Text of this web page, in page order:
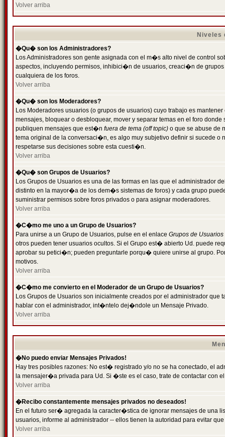
Volver arriba
Niveles
�Qu� son los Administradores?
Los Administradores son gente asignada con el m�s alto nivel de control
aspectos, incluyendo permisos, inhibici�n de usuarios, creaci�n de
cualquiera de los foros.
Volver arriba
�Qu� son los Moderadores?
Los Moderadores usuarios (o grupos de usuarios) cuyo trabajo es
mensajes, bloquear o desbloquear, mover y separar temas en el foro
publiquen mensajes que est�n fuera de tema (off topic) o que se abuse de
tema original de la conversaci�n, es algo muy subjetivo definir si sucede
respetarse sus decisiones sobre esta cuesti�n.
Volver arriba
�Qu� son Grupos de Usuarios?
Los Grupos de Usuarios es una de las formas en las que el administrador
distinto en la mayor�a de los dem�s sistemas de foros) y cada grupo
suministrar permisos sobre foros privados o para asignar moderadores.
Volver arriba
�C�mo me uno a un Grupo de Usuarios?
Para unirse a un Grupo de Usuarios, pulse en el enlace Grupos de Usuarios
otros pueden tener usuarios ocultos. Si el Grupo est� abierto Ud. puede
aprobar su petici�n; pueden preguntarle porqu� quiere unirse al grupo.
motivos.
Volver arriba
�C�mo me convierto en el Moderador de un Grupo de Usuarios?
Los Grupos de Usuarios son inicialmente creados por el administrador
hablar con el administrador, int�ntelo dej�ndole un Mensaje Privado.
Volver arriba
�No puedo enviar Mensajes Privados!
Hay tres posibles razones: No est� registrado y/o no se ha conectado, el
la mensajer�a privada para Ud. Si �ste es el caso, trate de contactar con
Volver arriba
�Recibo constantemente mensajes privados no deseados!
En el futuro ser� agregada la caracter�stica de ignorar mensajes de una
usuarios, informe al administrador -- ellos tienen la autoridad para evitar
Volver arriba